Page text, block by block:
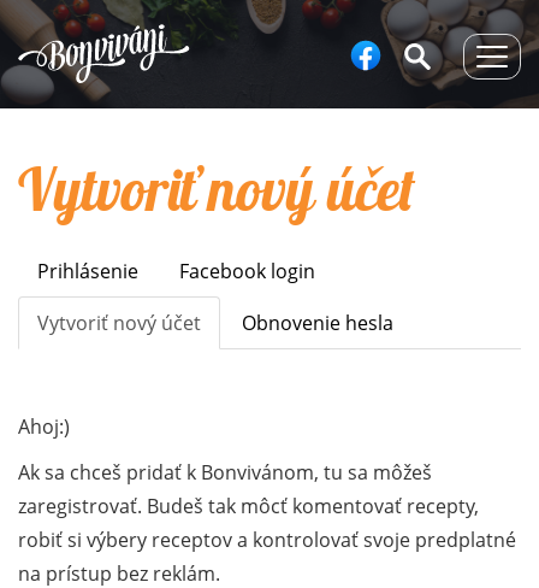
Vytvoriť nový účet
Primary
tabs
Prihlásenie
Facebook login
Vytvoriť nový účet (aktívna
karta)
Obnovenie hesla
Ahoj:)
Ak sa chceš pridať k Bonvivánom, tu sa môžeš
zaregistrovať. Budeš tak môcť komentovať recepty,
robiť si výbery receptov a kontrolovať svoje predplatné
na prístup bez reklám.